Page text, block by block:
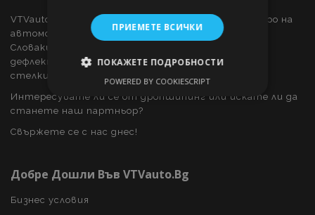
VTVauto е търговец на дребно и доставчик на едро на
автомобилни части и автомобилни аксесоари в
Словакия, като: декоративни капаци за колела,
дефлектори за прозорци, калъфи за автомобили,
стелки за кола, хромирани капаци и рамки, ...
Интересувате ли се от дропшипинг или искате ли да
станете наш партньор?
Свържете се с нас днес!
Добре Дошли Във VTVauto.bg
Бизнес условия
ПРИЕМЕТЕ ВСИЧКИ
ПОКАЖЕТЕ ПОДРОБНОСТИ
ЕФЕКТИВНОСТ
ФУНКЦИОНАЛНОСТ
POWERED BY COOKIESCRIPT